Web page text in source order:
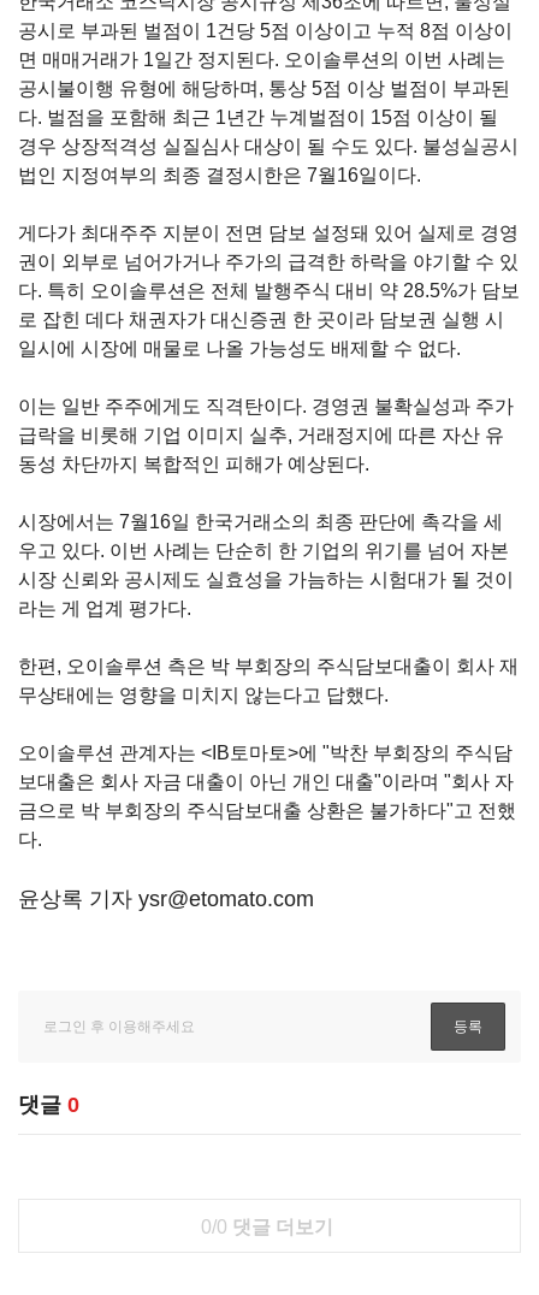
공시로 부과된 벌점이 1건당 5점 이상이고 누적 8점 이상이
면 매매거래가 1일간 정지된다. 오이솔루션의 이번 사례는
공시불이행 유형에 해당하며, 통상 5점 이상 벌점이 부과된
다. 벌점을 포함해 최근 1년간 누계벌점이 15점 이상이 될
경우 상장적격성 실질심사 대상이 될 수도 있다. 불성실공시
법인 지정여부의 최종 결정시한은 7월16일이다.
게다가 최대주주 지분이 전면 담보 설정돼 있어 실제로 경영
권이 외부로 넘어가거나 주가의 급격한 하락을 야기할 수 있
다. 특히 오이솔루션은 전체 발행주식 대비 약 28.5%가 담보
로 잡힌 데다 채권자가 대신증권 한 곳이라 담보권 실행 시
일시에 시장에 매물로 나올 가능성도 배제할 수 없다.
이는 일반 주주에게도 직격탄이다. 경영권 불확실성과 주가
급락을 비롯해 기업 이미지 실추, 거래정지에 따른 자산 유
동성 차단까지 복합적인 피해가 예상된다.
시장에서는 7월16일 한국거래소의 최종 판단에 촉각을 세
우고 있다. 이번 사례는 단순히 한 기업의 위기를 넘어 자본
시장 신뢰와 공시제도 실효성을 가늠하는 시험대가 될 것이
라는 게 업계 평가다.
한편, 오이솔루션 측은 박 부회장의 주식담보대출이 회사 재
무상태에는 영향을 미치지 않는다고 답했다.
오이솔루션 관계자는 <IB토마토>에 "박찬 부회장의 주식담
보대출은 회사 자금 대출이 아닌 개인 대출"이라며 "회사 자
금으로 박 부회장의 주식담보대출 상환은 불가하다"고 전했
다.
윤상록 기자 ysr@etomato.com
댓글 0
0/0 댓글 더보기